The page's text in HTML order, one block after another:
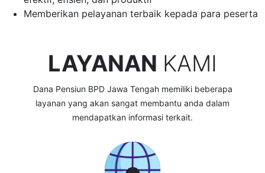
SELENGKAPNYA
Memberikan pelayanan terbaik kepada para peserta
LAYANAN KAMI
Dana Pensiun BPD Jawa Tengah memiliki beberapa
layanan yang akan sangat membantu anda dalam
mendapatkan informasi terkait.